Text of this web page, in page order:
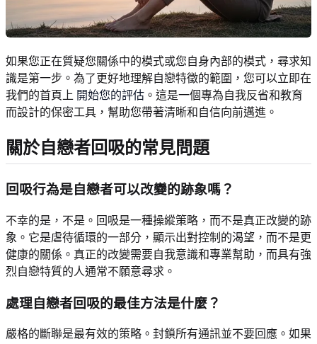
如果您正在質疑您關係中的模式或您自身內部的模式，尋求知
識是第一步。為了更好地理解自戀特徵的範圍，您可以立即在
我們的首頁上 開始您的評估 。這是一個專為自我反省和教育
而設計的保密工具，幫助您帶著清晰和自信向前邁進。
關於自戀者回吸的常見問題
回吸行為是自戀者可以改變的跡象嗎？
不幸的是，不是。回吸是一種操縱策略，而不是真正改變的跡
象。它是虐待循環的一部分，顯示出對控制的渴望，而不是更
健康的關係。真正的改變需要自我意識和專業幫助，而具有強
烈自戀特質的人通常不願意尋求。
處理自戀者回吸的最佳方法是什麼？
嚴格的斷聯是最有效的策略。封鎖所有通訊並不要回應。如果